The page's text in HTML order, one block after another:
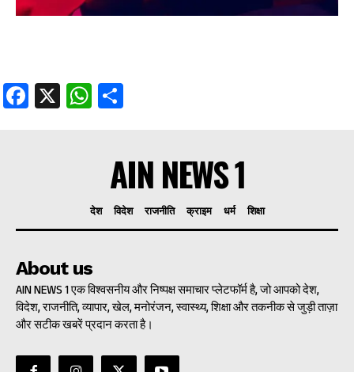
Facebook
X WhatsApp
AIN NEWS 1
देश विदेश राजनीति क्राइम धर्म शिक्षा
About us
AIN NEWS 1 एक विश्वसनीय और निष्पक्ष समाचार प्लेटफॉर्म है, जो आपको देश,
विदेश, राजनीति, व्यापार, खेल, मनोरंजन, स्वास्थ्य, शिक्षा और तकनीक से जुड़ी ताज़ा
और सटीक खबरें प्रदान करता है।